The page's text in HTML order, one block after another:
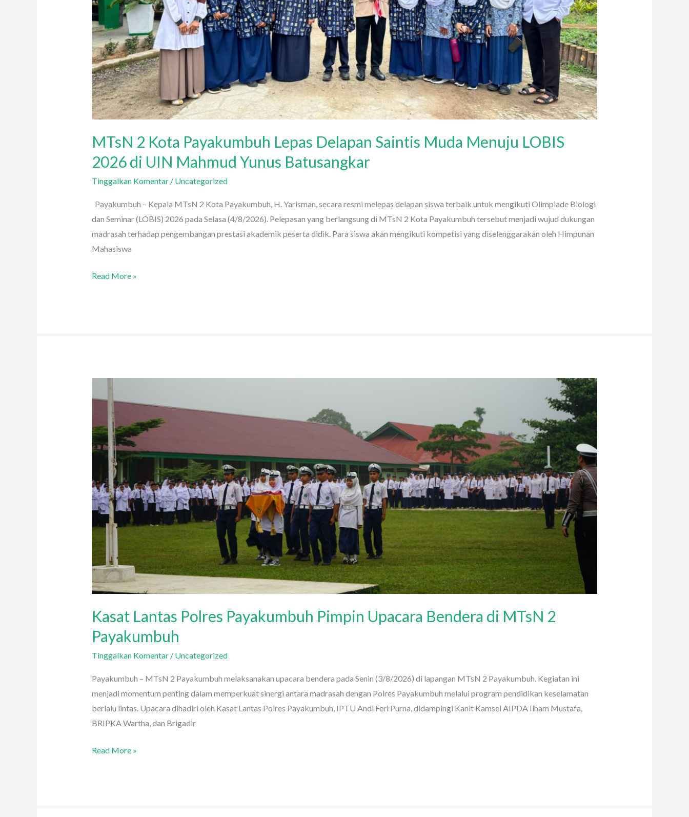
MTsN 2 Kota Payakumbuh Lepas Delapan Saintis Muda Menuju LOBIS
2026 di UIN Mahmud Yunus Batusangkar
Tinggalkan Komentar / Uncategorized
Payakumbuh – Kepala MTsN 2 Kota Payakumbuh, H. Yarisman, secara resmi melepas delapan siswa terbaik untuk mengikuti Olimpiade Biologi
dan Seminar (LOBIS) 2026 pada Selasa (4/8/2026). Pelepasan yang berlangsung di MTsN 2 Kota Payakumbuh tersebut menjadi wujud dukungan
madrasah terhadap pengembangan prestasi akademik peserta didik. Para siswa akan mengikuti kompetisi yang diselenggarakan oleh Himpunan
Mahasiswa
di
UIN
Mahmud
Yunus
Batusangkar
Read More »
Kasat Lantas Polres Payakumbuh Pimpin Upacara Bendera di MTsN 2
Payakumbuh
Tinggalkan Komentar / Uncategorized
Payakumbuh – MTsN 2 Payakumbuh melaksanakan upacara bendera pada Senin (3/8/2026) di lapangan MTsN 2 Payakumbuh. Kegiatan ini
menjadi momentum penting dalam memperkuat sinergi antara madrasah dengan Polres Payakumbuh melalui program pendidikan keselamatan
berlalu lintas. Upacara dihadiri oleh Kasat Lantas Polres Payakumbuh, IPTU Andi Feri Purna, didampingi Kanit Kamsel AIPDA Ilham Mustafa,
BRIPKA Wartha, dan Brigadir
Lantas
Polres
Payakumbuh
Pimpin
Upacara
Bendera
di
MTsN
Payakumbuh
Read More »